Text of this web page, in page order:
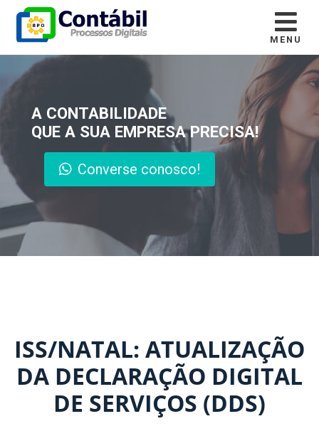
MENU
A CONTABILIDADE
QUE A SUA EMPRESA PRECISA!
Converse conosco!
ISS/NATAL: ATUALIZAÇÃO
DA DECLARAÇÃO DIGITAL
DE SERVIÇOS (DDS)